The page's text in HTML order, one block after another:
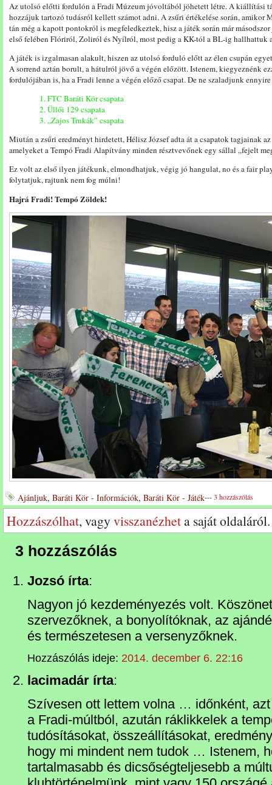
Az utolsó előtti fordulón a Fradi Múzeum jóvoltából jöhetett létre. A kiállítási
hozzájuk tartozó tudásról kellett számot adni. A zsűri értékelése során, amikor
tán még a kapott pontokról is megfeledkeztek, hisz a játék során már
első felében Flóriról, Zoliról és Nyílról, most pedig a KK-tól a BL-ig hallhattuk
A játék is izgalmasan alakult, hiszen az utolsó forduló előtt az élen csupán
A sorrend aztán borult, a hátulról jövő a végén előzött. Istenem, kiegyeznénk
fordulójában is, ha a Fradi lenne a végén előző csapat. De ne szaladjunk
1. FTC Baráti Kör csapata
2. Üllői 129 csapata
3. „Zajos Trnkák” csapata
Miután a zsűri eredményt hirdetett, Hélisz József adta át a csapatok tagjainak
amelyeket a Tempó Fradi Alapítvány minden résztvevőnek egy sállal „fejelt
Ez volt az első ilyen játékunk, elmondhatjuk, végig jó hangulat, no és a fair
folytatjuk, rajtunk nem fog múlni!
Hajrá Fradi! Tempó Zöldek!
Ajánljuk, Baráti Kör - Információk, Baráti Kör - Játék---3 hozzászólás
Hozzászólhat, vagyvisszanézheta saját oldaláról.
3 hozzászólás
Jozsó írta:
Nagyon jó kezdeményezés volt.
szervezőknek, a bonyolítóknak, az
és természetesen a versenyzőknek.
Hozzászólás ideje: 2014. december 6. 22:16
lacimadár írta:
Szívesen ott lettem volna … időnként,
a Fradi-múltból, azután ráklikkelek a
tudósításokat, összeállításokat,
hogy mi mindent nem tudok … Istenem,
tartalmasabb és dicsőségteljesebb a